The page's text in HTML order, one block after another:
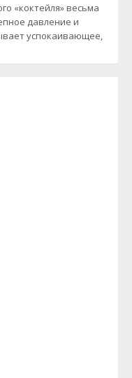
«коктейля» весьма
давление и
успокаивающее,